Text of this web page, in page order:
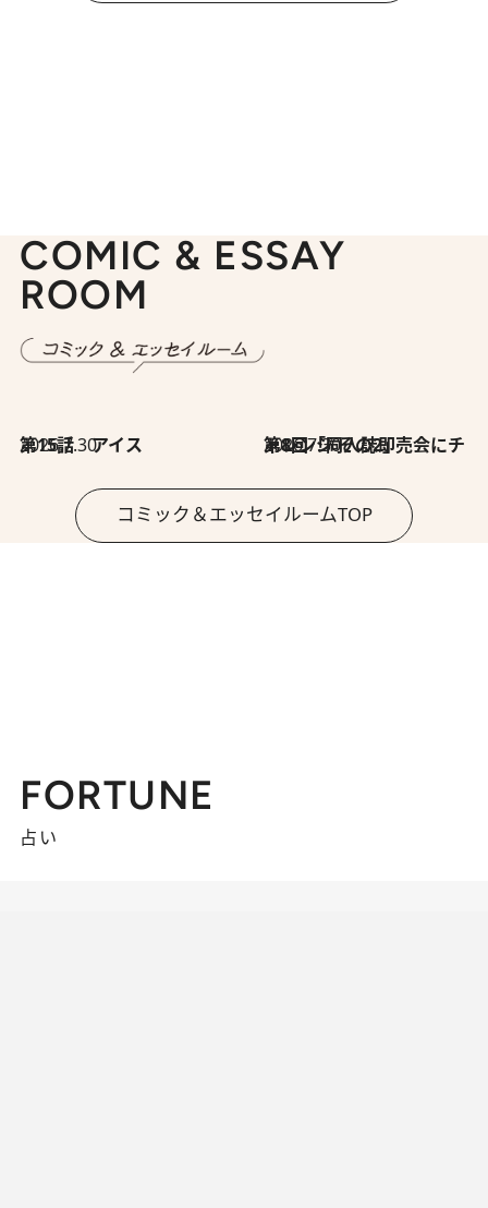
COMIC & ESSAY
ROOM
2026.7.30
第15話 アイス 2026.7.30
第8回「同人誌即売会にチャレンジ その2」
コミック＆エッセイルームTOP
FORTUNE
占い